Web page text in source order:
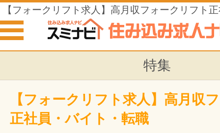
【フォークリフト求人】高月収フォークリフト
転職
特集
【フォークリフト求人】高月収
正社員・バイト・転職